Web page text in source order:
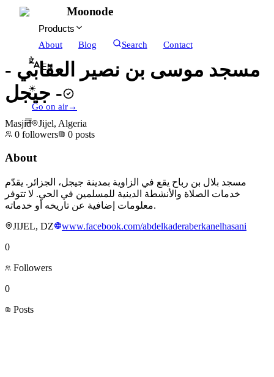
Moonode
Products
About
Blog Search Contact
EN
☀
Go on air→
مسجد موسى بن نصير العقابي -
جيجل -
Masjid
Jijel, Algeria
0 followers 0 posts
About
مسجد بلال بن رباح يقع في الزاوية بمدينة جيجل، الجزائر. يقدّم
خدمات الصلاة والأنشطة الدينية للمسلمين في الحي. لا تتوفر
معلومات إضافية عن تاريخه أو خدماته.
JIJEL, DZ
www.facebook.com/abdelkaderaberkanelhasani
0
Followers
0
Posts